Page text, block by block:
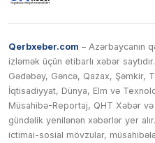
Qerbxeber.com – Azərbaycanın
izləmək üçün etibarlı xəbər
Gədəbəy, Gəncə, Qazax, Şəmkir,
İqtisadiyyat, Dünya, Elm və
Müsahibə-Reportaj, QHT Xəbər
gündəlik yenilənən xəbərlər yer
ictimai-sosial mövzular,